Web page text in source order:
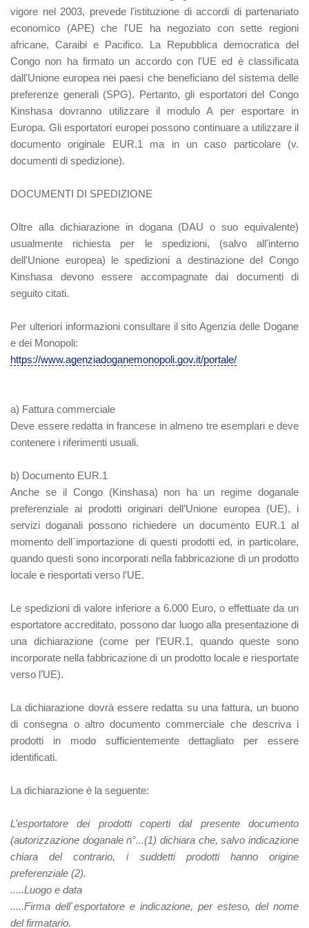
vigore nel 2003, prevede l'istituzione di accordi di partenariato
economico (APE) che l'UE ha negoziato con sette regioni
africane, Caraibi e Pacifico. La Repubblica democratica del
Congo non ha firmato un accordo con l'UE ed è classificata
dall'Unione europea nei paesi che beneficiano del sistema delle
preferenze generali (SPG). Pertanto, gli esportatori del Congo
Kinshasa dovranno utilizzare il modulo A per esportare in
Europa. Gli esportatori europei possono continuare a utilizzare il
documento originale EUR.1 ma in un caso particolare (v.
documenti di spedizione).
DOCUMENTI DI SPEDIZIONE
Oltre alla dichiarazione in dogana (DAU o suo equivalente)
usualmente richiesta per le spedizioni, (salvo all'interno
dell'Unione europea) le spedizioni a destinazione del Congo
Kinshasa devono essere accompagnate dai documenti di
seguito citati.
Per ulteriori informazioni consultare il sito Agenzia delle Dogane
e dei Monopoli:
https://www.agenziadoganemonopoli.gov.it/portale/
a) Fattura commerciale
Deve essere redatta in francese in almeno tre esemplari e deve
contenere i riferimenti usuali.
b) Documento EUR.1
Anche se il Congo (Kinshasa) non ha un regime doganale
preferenziale ai prodotti originari dell’Unione europea (UE), i
servizi doganali possono richiedere un documento EUR.1 al
momento dell`importazione di questi prodotti ed, in particolare,
quando questi sono incorporati nella fabbricazione di un prodotto
locale e riesportati verso l’UE.
Le spedizioni di valore inferiore a 6.000 Euro, o effettuate da un
esportatore accreditato, possono dar luogo alla presentazione di
una dichiarazione (come per l’EUR.1, quando queste sono
incorporate nella fabbricazione di un prodotto locale e riesportate
verso l’UE).
La dichiarazione dovrà essere redatta su una fattura, un buono
di consegna o altro documento commerciale che descriva i
prodotti in modo sufficientemente dettagliato per essere
identificati.
La dichiarazione è la seguente:
L’esportatore dei prodotti coperti dal presente documento
(autorizzazione doganale n°...(1) dichiara che, salvo indicazione
chiara del contrario, i suddetti prodotti hanno origine
preferenziale (2).
.....Luogo e data
.....Firma dell`esportatore e indicazione, per esteso, del nome
del firmatario.